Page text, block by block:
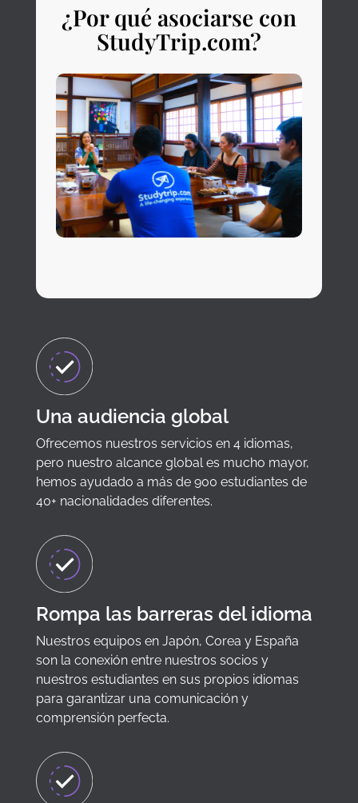
¿Por qué asociarse con
StudyTrip.com?
Una audiencia global
Ofrecemos nuestros servicios en 4 idiomas,
pero nuestro alcance global es mucho mayor,
hemos ayudado a más de 900 estudiantes de
40+ nacionalidades diferentes.
Rompa las barreras del idioma
Nuestros equipos en Japón, Corea y España
son la conexión entre nuestros socios y
nuestros estudiantes en sus propios idiomas
para garantizar una comunicación y
comprensión perfecta.